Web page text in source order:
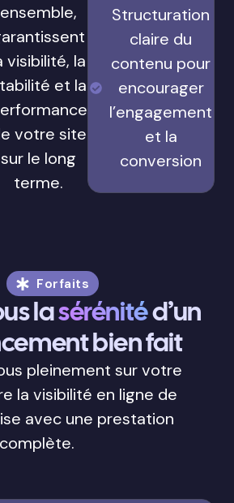
ensemble,
visibilité, la
et la
votre site
sur le long
terme.
Structuration
claire du
contenu pour
encourager
l’engagement
et la
conversion
Forfaits
lasérénitéd’un
bien fait
pleinement sur votre
la visibilité en ligne de
avec une prestation
complète.